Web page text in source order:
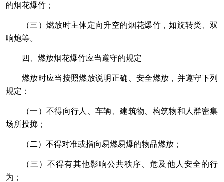
的烟花爆竹；
（三）燃放时主体定向升空的烟花爆竹，如旋转类、双
响炮等。
四、燃放烟花爆竹应当遵守的规定
燃放时应当按照燃放说明正确、安全燃放，并遵守下列
规定：
（一）不得向行人、车辆、建筑物、构筑物和人群密集
场所投掷；
（二）不得对准或指向易燃易爆的物品燃放；
（三）不得有其他影响公共秩序、危及他人安全的行
为；